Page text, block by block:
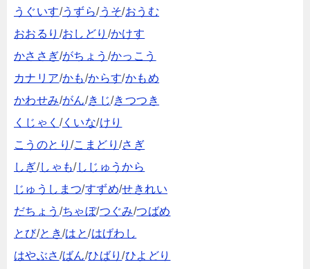
うぐいす/うずら/うそ/おうむ
おおるり /おしどり /かけす
かささぎ/がちょう /かっこう
カナリア/かも/からす/かもめ
かわせみ/がん/きじ/きつつき
くじゃく /くいな/けり
こうのとり /こまどり/さぎ
しぎ/しゃも/しじゅうから
じゅうしまつ/すずめ/せきれい
だちょう /ちゃぼ/つぐみ/つばめ
とび/とき/はと/はげわし
はやぶさ /ばん/ひばり/ひよどり